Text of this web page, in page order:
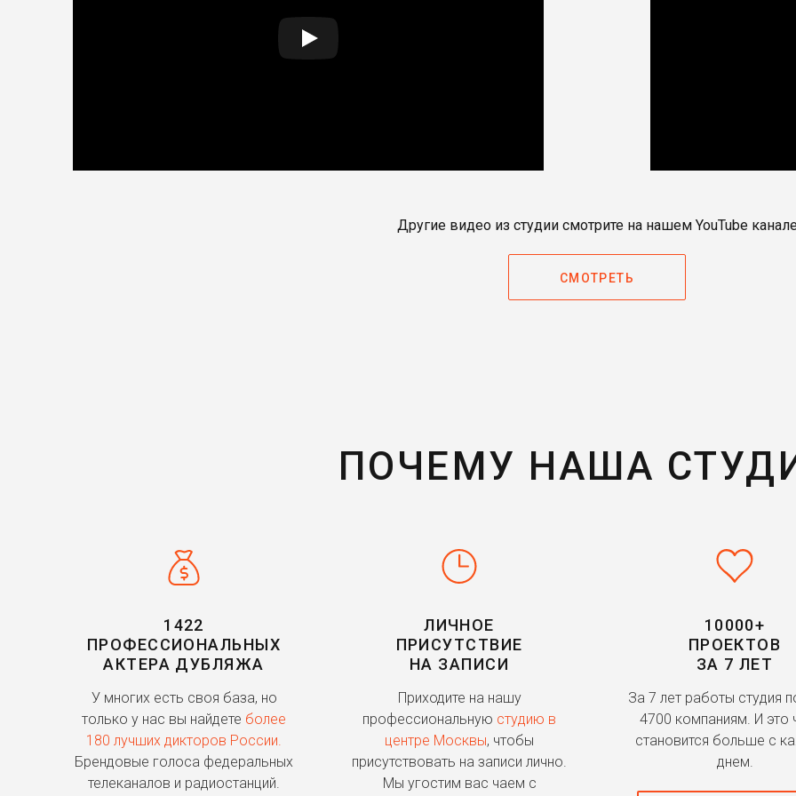
Другие видео из студии смотрите на нашем YouTube
СМОТРЕТЬ
ПОЧЕМУ НАША
1422
ПРОФЕССИОНАЛЬНЫХ
АКТЕРА ДУБЛЯЖА
У многих есть своя база, но
только у нас вы найдете более
180 лучших дикторов России.
Брендовые голоса федеральных
телеканалов и радиостанций.
ЛИЧНОЕ
ПРИСУТСТВИЕ
НА ЗАПИСИ
Приходите на нашу
профессиональную студию в
центре Москвы, чтобы
присутствовать на записи лично.
Мы угостим вас чаем с
10000+
ПРОЕКТОВ
ЗА 7 ЛЕТ
За 7 лет работы студия
4700 компаниям. И это
становится больше с
днем.